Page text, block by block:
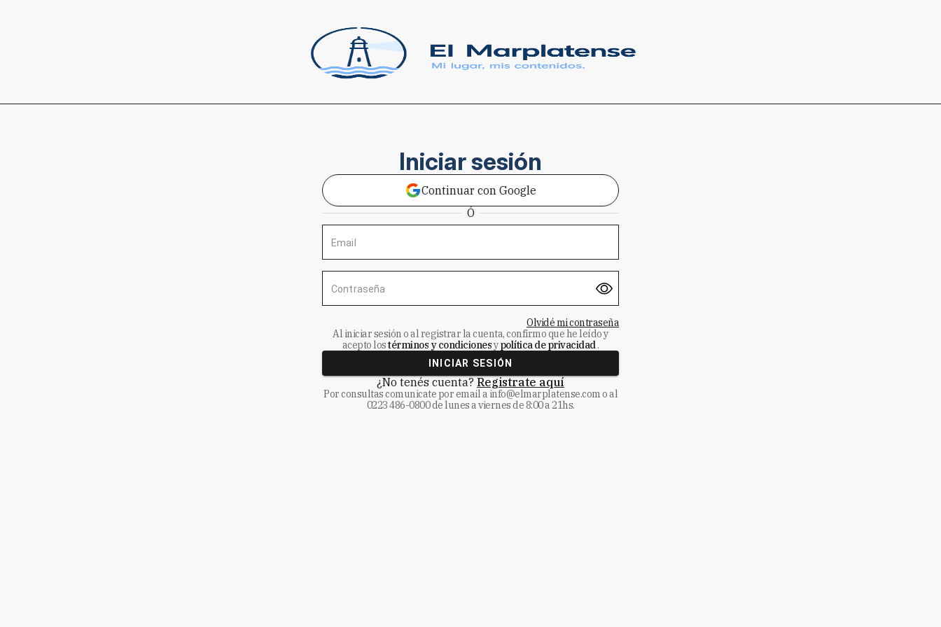
Iniciar sesión
Continuar con Google
Ó
Email
Contraseña
Olvidé mi contraseña
Al iniciar sesión o al registrar la cuenta, confirmo que he leído y
acepto lostérminos y condicionesypolítica de privacidad.
INICIAR SESIÓN
¿No tenés cuenta? Registrate aquí
Por consultas comunicate por email a info@elmarplatense.como al
0223 486-0800de lunes a viernes de 8:00 a 21hs.